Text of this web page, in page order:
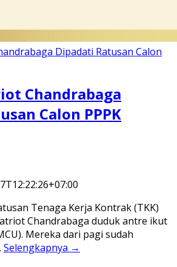
Chandrabaga
Calon PPPK
Tenaga Kerja Kontrak (TKK)
Chandrabaga duduk antre ikut
Mereka dari pagi sudah
Selengkapnya →